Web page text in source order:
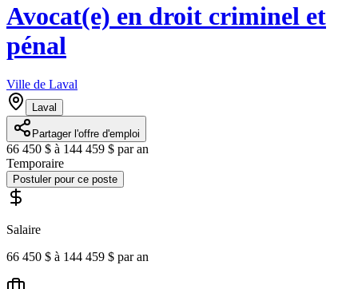
Avocat(e) en droit criminel et
pénal
Ville de Laval
Laval
Partager l'offre d'emploi
66 450 $ à 144 459 $ par an
Temporaire
Postuler pour ce poste
Salaire
66 450 $ à 144 459 $ par an